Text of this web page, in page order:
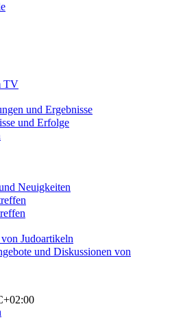
TV
und Ergebnisse
und Erfolge
Neuigkeiten
Judoartikeln
und Diskussionen von